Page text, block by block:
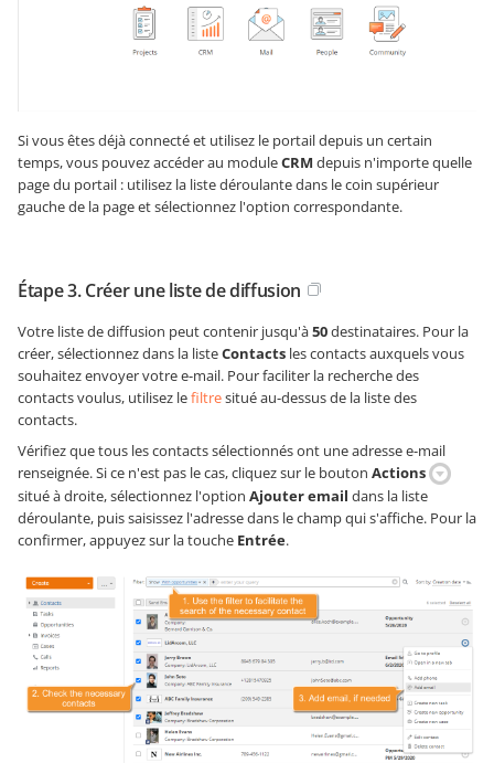
Si vous êtes déjà connecté et utilisez le portail depuis un certain
temps, vous pouvez accéder au moduleCRM depuis n'importe quelle
page du portail : utilisez la liste déroulante dans le coin supérieur
gauche de la page et sélectionnez l'option correspondante.
Étape 3. Créer une liste de diffusion
Votre liste de diffusion peut contenir jusqu'à50destinataires. Pour la
créer, sélectionnez dans la listeContacts les contacts auxquels vous
souhaitez envoyer votre e-mail. Pour faciliter la recherche des
contacts voulus, utilisez lefiltresitué au-dessus de la liste des
contacts.
Vérifiez que tous les contacts sélectionnés ont une adresse e-mail
renseignée. Si ce n'est pas le cas, cliquez sur le bouton Actions
situé à droite, sélectionnez l'option Ajouter email dans la liste
déroulante, puis saisissez l'adresse dans le champ qui s'affiche. Pour la
confirmer, appuyez sur la touche Entrée.